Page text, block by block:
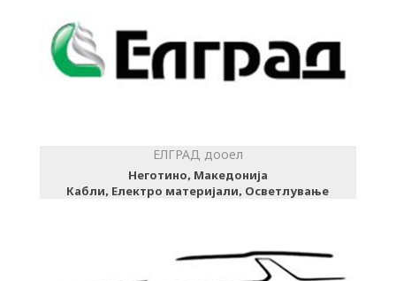
ЕЛГРАД дооел
Неготино, Македонија
Кабли, Електро материјали, Осветлување